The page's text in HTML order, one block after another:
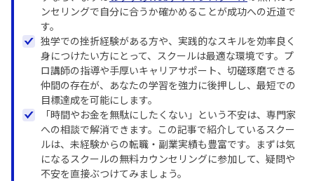
ンセリングで自分に合うか確かめることが成功への近道で
す。
独学での挫折経験がある方や、実践的なスキルを効率良く
身につけたい方にとって、スクールは最適な環境です。プ
ロ講師の指導や手厚いキャリアサポート、切磋琢磨できる
仲間の存在が、あなたの学習を強力に後押しし、最短での
目標達成を可能にします。
「時間やお金を無駄にしたくない」という不安は、専門家
への相談で解消できます。この記事で紹介しているスクー
ルは、未経験からの転職・副業実績も豊富です。まずは気
になるスクールの無料カウンセリングに参加して、疑問や
不安を直接ぶつけてみましょう。